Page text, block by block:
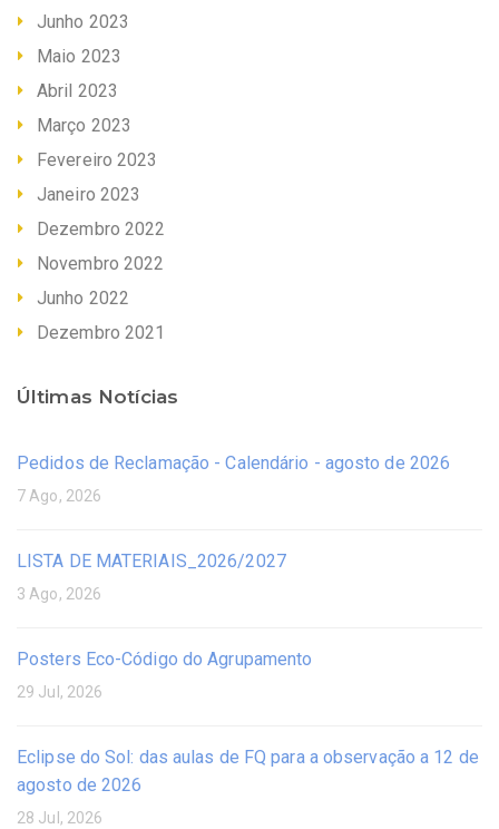
Junho 2023
Maio 2023
Abril 2023
Março 2023
Fevereiro 2023
Janeiro 2023
Dezembro 2022
Novembro 2022
Junho 2022
Dezembro 2021
Últimas Notícias
Pedidos de Reclamação - Calendário - agosto de 2026
7 Ago, 2026
LISTA DE MATERIAIS_2026/2027
3 Ago, 2026
Posters Eco-Código do Agrupamento
29 Jul, 2026
Eclipse do Sol: das aulas de FQ para a observação a 12 de
agosto de 2026
28 Jul, 2026